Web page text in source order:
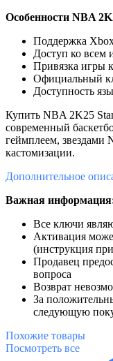
Особенности NBA
Поддержка
Доступ ко всем
Привязка игры к
Официальный
Доступность
Купить NBA 2K25
современный
геймплеем,
кастомизации.
Дополнительное
Важная
Все ключи
Активация
(инструкция
Продавец
вопроса
Возврат
За
следующую
Похожие товары
Посмотреть все